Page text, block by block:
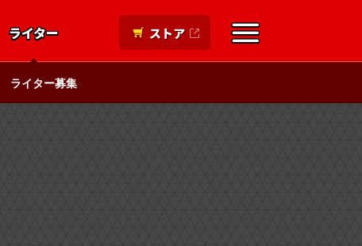
ライター ストア
ライター募集